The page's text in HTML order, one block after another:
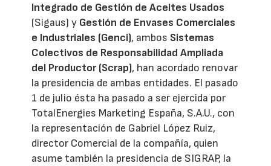
Integrado de Gestión de Aceites Usados
(Sigaus) y Gestión de Envases Comerciales
e Industriales (Genci), ambos Sistemas
Colectivos de Responsabilidad Ampliada
del Productor (Scrap), han acordado renovar
la presidencia de ambas entidades. El pasado
1 de julio ésta ha pasado a ser ejercida por
TotalEnergies Marketing España, S.A.U., con
la representación de Gabriel López Ruiz,
director Comercial de la compañía, quien
asume también la presidencia de SIGRAP, la